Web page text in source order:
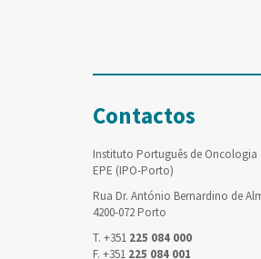
Contactos
Instituto Português de Oncologia
EPE (IPO-Porto)
Rua Dr. António Bernardino de
4200-072 Porto
T. +351 225 084 000
F. +351 225 084 001